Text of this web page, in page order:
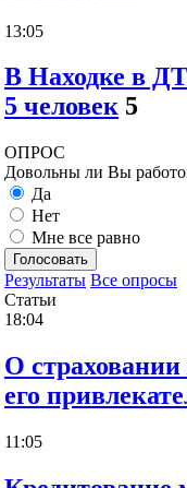
13:05
В Находке в
5 человек 5
ОПРОС
Довольны ли Вы
Да
Нет
Мне все равно
Голосовать
Результаты Все опросы
Статьи
18:04
О
его
11:05